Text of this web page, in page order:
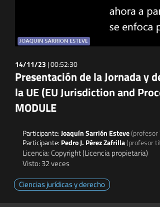
14/11/23 |00:52:30
Presentación de la Jornada y
la UE (EU Jurisdiction and
MODULE
Participante:Joaquín Sarrión Esteve(profesor
Participante: Pedro J. Pérez Zafrilla(profesor
Licencia: Copyright (Licencia propietaria)
Visto: 32 veces
Ciencias jurídicas y derecho